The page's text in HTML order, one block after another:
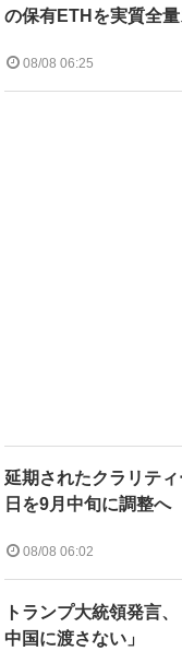
の保有ETHを実質全
08/08 06:25
延期されたクラリテ
日を9月中旬に調整へ
08/08 06:02
トランプ大統領発言
中国に渡さない」